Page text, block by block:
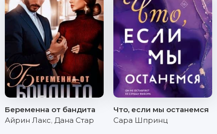
Беременна от бандита
Айрин Лакс, Дана Стар
Что, если мы останемся
Сара Шпринц